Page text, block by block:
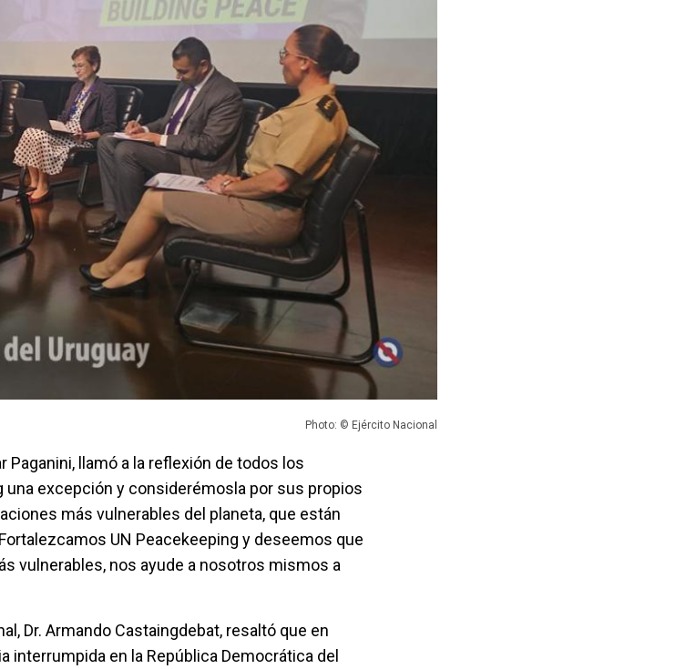
Photo: © Ejército Nacional
Paganini, llamó a la reflexión de todos los
una excepción y considerémosla por sus propios
más vulnerables del planeta, que están
UN Peacekeeping y deseemos que
vulnerables, nos ayude a nosotros mismos a
Dr. Armando Castaingdebat, resaltó que en
interrumpida en la República Democrática del